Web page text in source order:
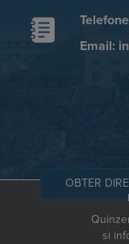
Email:
OBTER
si